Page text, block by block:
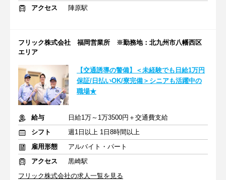
アクセス
陣原駅
フリック株式会社 福岡営業所 ※勤務地：北九州市八幡西区
エリア
【交通誘導の警備】＜未経験でも日給1万円
保証/日払いOK/寮完備＞シニアも活躍中の
職場★
給与
日給1万～1万3500円＋交通費支給
シフト
週1日以上 1日8時間以上
雇用形態
アルバイト・パート
アクセス
黒崎駅
フリック株式会社の求人一覧を見る